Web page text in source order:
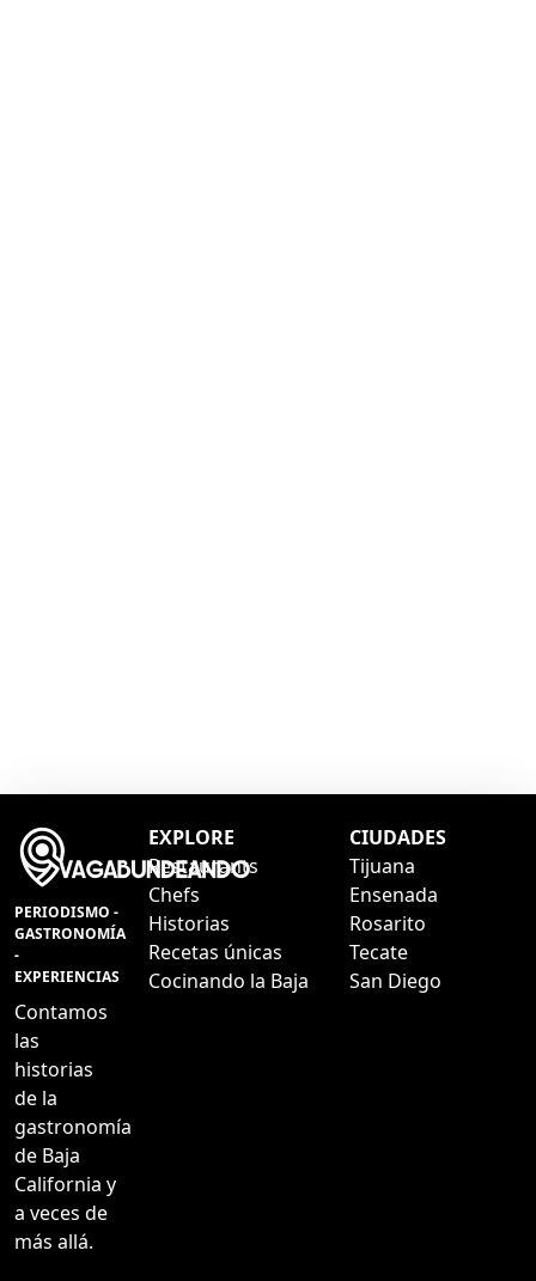
PERIODISMO -
GASTRONOMÍA
-
EXPERIENCIAS
Contamos
las
historias
de la
gastronomía
de Baja
California y
a veces de
más allá.
EXPLORE
Restaurants
Chefs
Historias
Recetas únicas
Cocinando la Baja
CIUDADES
Tijuana
Ensenada
Rosarito
Tecate
San Diego